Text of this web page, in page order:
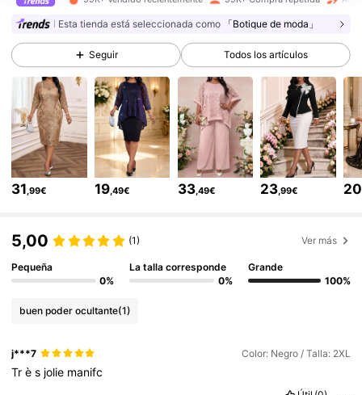
4,70 83K Seguidores
4,70 83K Seguidores
4,70 83K Seguidores
4,70 83K Seguidores
Esta tienda está seleccionada como 「Botique de moda」
Seguir Todos los artículos
31,99€ 19,49€ 33,49€ 23,99€ 20
5,00 (1) Ver más
Pequeña
0%
La talla corresponde
0%
Grande
100%
buen poder ocultante(1)
j***7 Color: Negro / Talla: 2XL
Très jolie manifc